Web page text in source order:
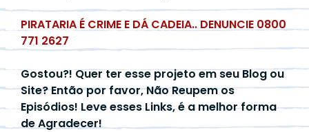
PIRATARIA É CRIME E DÁ CADEIA.. DENUNCIE 0800
771 2627
Gostou?! Quer ter esse projeto em seu Blog ou
Site? Então por favor, Não Reupem os
Episódios! Leve esses Links, é a melhor forma
de Agradecer!